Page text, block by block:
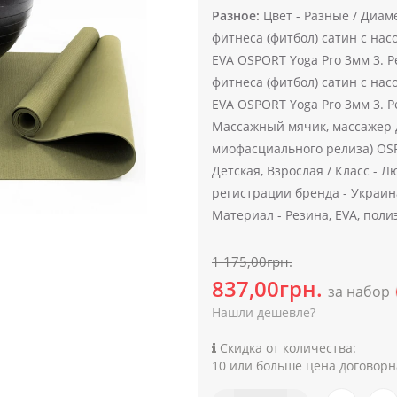
Разное: Цвет - Разные /
фитнеса (фитбол) сатин с
EVA OSPORT Yoga Pro 3мм
фитнеса (фитбол) сатин с
EVA OSPORT Yoga Pro 3мм 3.
Массажный мячик,
миофасциального релиза)
Детская, Взрослая / Класс -
регистрации бренда -
Материал - Резина, EVA,
1 175,00грн.
837,00грн. за набор
Нашли дешевле?
Скидка от количества:
10 или больше цена